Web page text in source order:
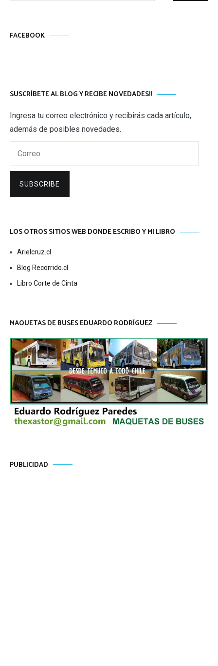
FACEBOOK
SUSCRÍBETE AL BLOG Y RECIBE NOVEDADES!!
Ingresa tu correo electrónico y recibirás cada artículo,
además de posibles novedades.
SUBSCRIBE
LOS OTROS SITIOS WEB DONDE ESCRIBO Y MI LIBRO
Arielcruz.cl
Blog Recorrido.cl
Libro Corte de Cinta
MAQUETAS DE BUSES EDUARDO RODRÍGUEZ
PUBLICIDAD